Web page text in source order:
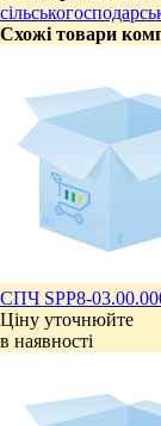
Схожі товари
СПЧ SPP8-
Ціну уточнюйте
в наявності